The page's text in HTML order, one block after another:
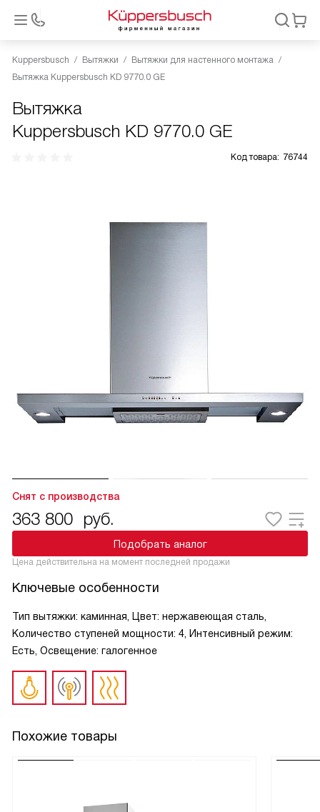
Kuppersbusch Вытяжки
Вытяжки для настенного монтажа
Вытяжка Kuppersbusch KD 9770.0 GE
Вытяжка
Kuppersbusch KD 9770.0 GE
Код товара: 76744
Снят с производства
363 800 руб.
Подобрать аналог
Цена действительна на момент последней продажи
Ключевые особенности
Тип вытяжки: каминная, Цвет: нержавеющая сталь,
Количество ступеней мощности: 4, Интенсивный режим:
Есть, Освещение: галогенное
Похожие товары